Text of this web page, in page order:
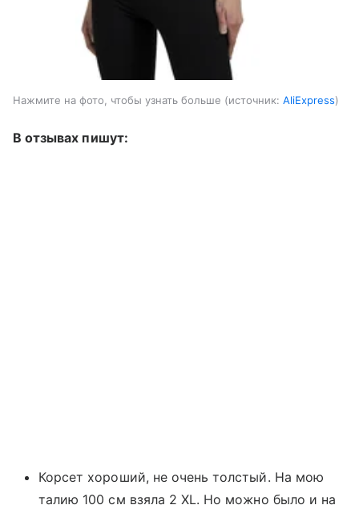
Нажмите на фото, чтобы узнать больше источник: AliExpress
В отзывах пишут:
Корсет хороший, не очень толстый. На мою
талию 100 см взяла 2 XL. Но можно было и на